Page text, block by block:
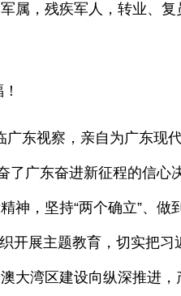
属，残疾军人，转业、复
东视察，亲自为广东现
了广东奋进新征程的信心
，坚持“两个确立”、做
开展主题教育，切实把习
大湾区建设向纵深推进，